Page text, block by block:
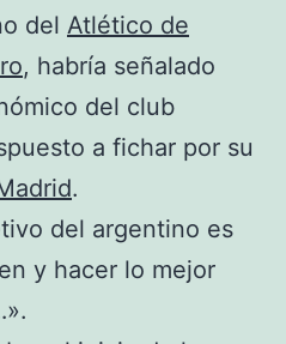
del Atlético de
, habría señalado
del club
a fichar por su
.
del argentino es
y hacer lo mejor